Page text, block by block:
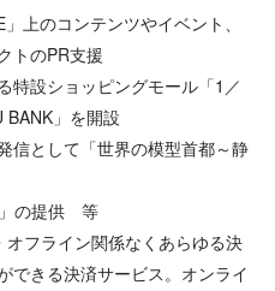
のコンテンツやイベント、
トのPR支援
設ショッピングモール「1／
」を開設
信として「世界の模型首都～静
の提供 等
フライン関係なくあらゆる決
できる決済サービス。オンライ